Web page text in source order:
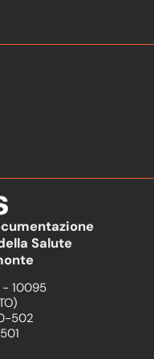
Salute
- 10095
502